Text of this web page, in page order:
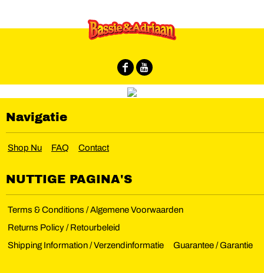
Navigatie
Shop Nu FAQ Contact
NUTTIGE PAGINA'S
Terms & Conditions / Algemene Voorwaarden
Returns Policy / Retourbeleid
Shipping Information / Verzendinformatie
Guarantee / Garantie